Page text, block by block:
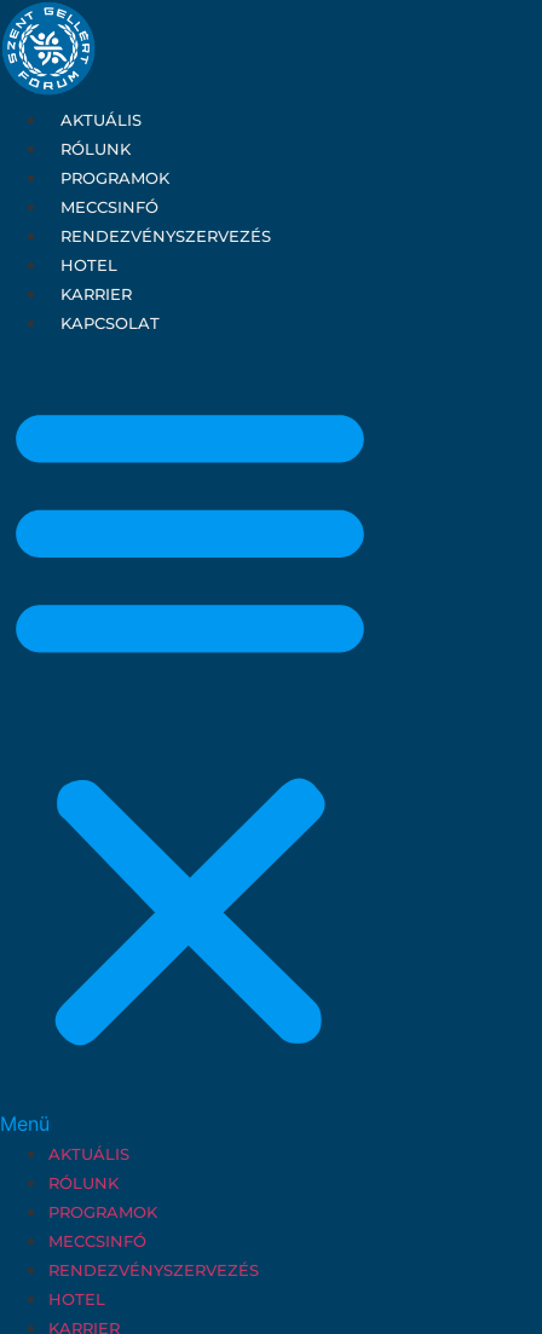
Ugrás
a
tartalomhoz
AKTUÁLIS
RÓLUNK
PROGRAMOK
MECCSINFÓ
RENDEZVÉNYSZERVEZÉS
HOTEL
KARRIER
KAPCSOLAT
Menü
AKTUÁLIS
RÓLUNK
PROGRAMOK
MECCSINFÓ
RENDEZVÉNYSZERVEZÉS
HOTEL
KARRIER